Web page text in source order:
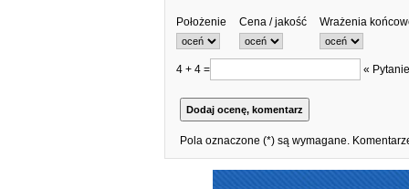
Położenie Cena / jakość Wrażenia
4 + 4 = «
Pola oznaczone (*) są wymagane.